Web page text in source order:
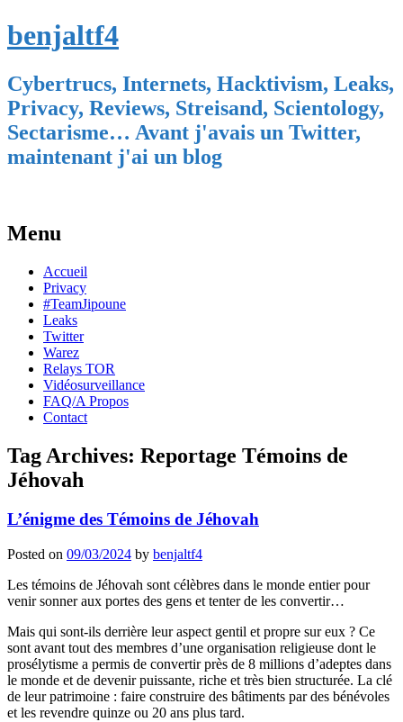
benjaltf4
Cybertrucs, Internets, Hacktivism, Leaks,
Privacy, Reviews, Streisand, Scientology,
Sectarisme… Avant j'avais un Twitter,
maintenant j'ai un blog
Menu
Skip
content
Accueil
Privacy
#TeamJipoune
Leaks
Twitter
Warez
Relays TOR
Vidéosurveillance
FAQ/A Propos
Contact
Tag Archives: Reportage Témoins de
Jéhovah
L’énigme des Témoins de Jéhovah
Posted on 09/03/2024 by benjaltf4
Les témoins de Jéhovah sont célèbres dans le monde entier pour
venir sonner aux portes des gens et tenter de les convertir…
Mais qui sont-ils derrière leur aspect gentil et propre sur eux ? Ce
sont avant tout des membres d’une organisation religieuse dont le
prosélytisme a permis de convertir près de 8 millions d’adeptes dans
le monde et de devenir puissante, riche et très bien structurée. La clé
de leur patrimoine : faire construire des bâtiments par des bénévoles
et les revendre quinze ou 20 ans plus tard.